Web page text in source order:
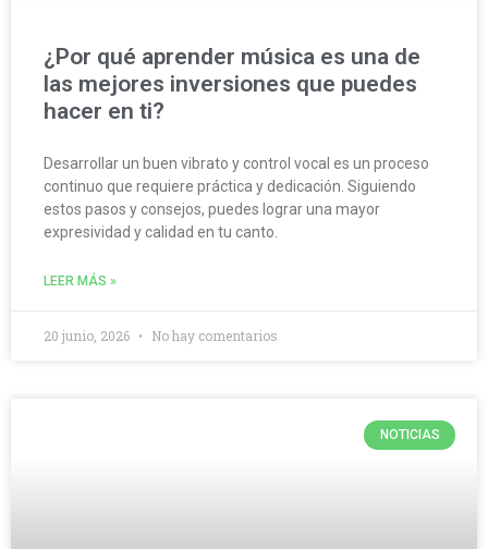
¿Por qué aprender música es una de
las mejores inversiones que puedes
hacer en ti?
Desarrollar un buen vibrato y control vocal es un proceso
continuo que requiere práctica y dedicación. Siguiendo
estos pasos y consejos, puedes lograr una mayor
expresividad y calidad en tu canto.
LEER MÁS »
20 junio, 2026 No hay comentarios
NOTICIAS